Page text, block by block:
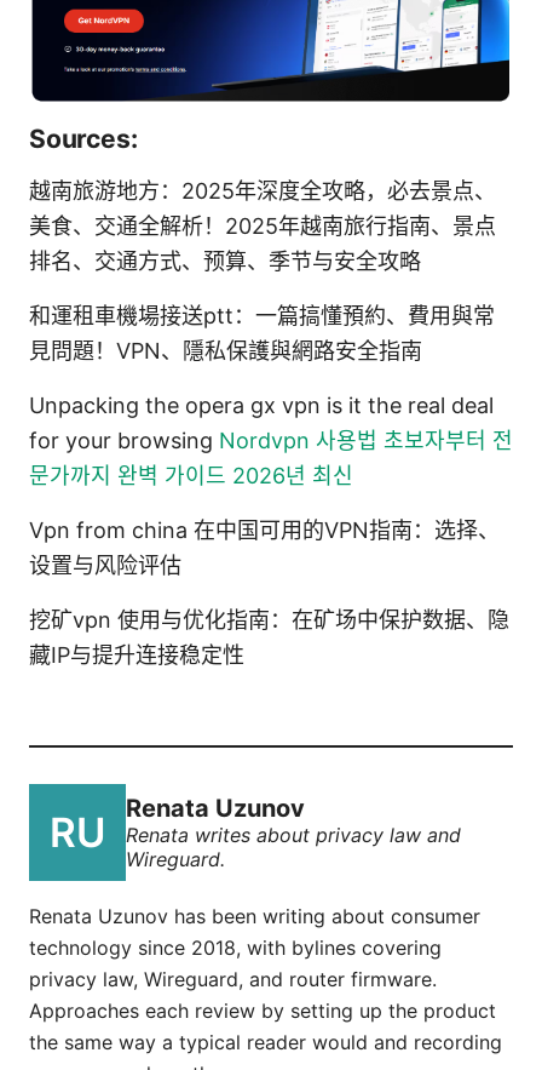
Sources:
越南旅游地方：2025年深度全攻略，必去景点、
美食、交通全解析！2025年越南旅行指南、景点
排名、交通方式、预算、季节与安全攻略
和運租車機場接送ptt：一篇搞懂預約、費用與常
見問題！VPN、隱私保護與網路安全指南
Unpacking the opera gx vpn is it the real deal
for your browsing Nordvpn 사용법 초보자부터 전
문가까지 완벽 가이드 2026년 최신
Vpn from china 在中国可用的VPN指南：选择、
设置与风险评估
挖矿vpn 使用与优化指南：在矿场中保护数据、隐
藏IP与提升连接稳定性
Renata Uzunov
Renata writes about privacy law and
Wireguard.
Renata Uzunov has been writing about consumer
technology since 2018, with bylines covering
privacy law, Wireguard, and router firmware.
Approaches each review by setting up the product
the same way a typical reader would and recording